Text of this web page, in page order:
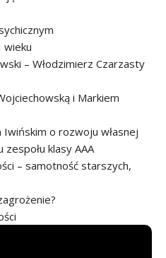
wieku
– Włodzimierz Czarzasty
i Markiem
o rozwoju własnej
klasy AAA
– samotność starszych,